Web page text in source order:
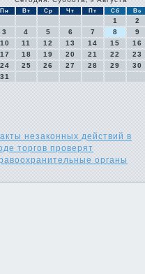
Пн Вт Ср Чт Пт Сб Вс
1
2
3
4 5 6 7 8
9
10
11 12 13 14 15
16
17
18 19 20 21 22
23
24
25 26 27 28 29
30
31
незаконных действий в
торгов проверят
органы